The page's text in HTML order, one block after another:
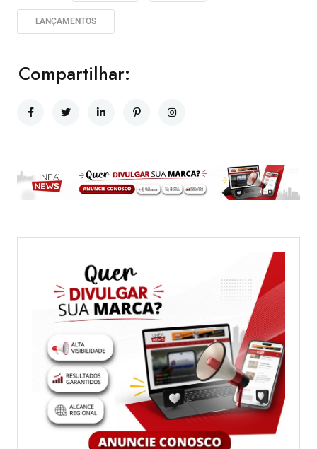
LANÇAMENTOS
Compartilhar: